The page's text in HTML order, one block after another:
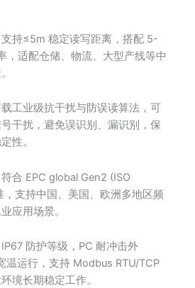
持≤5m 稳定读写距离，搭配 5-
，适配仓储、物流、大型产线等中
工业级抗干扰与防误读算法，可
干扰，避免误识别、漏识别，保
性。
合 EPC global Gen2 (ISO
支持中国、美国、欧洲多地区频
应用场景。
防护等级，PC 耐冲击外
运行，支持 Modbus RTU/TCP
境长期稳定工作。